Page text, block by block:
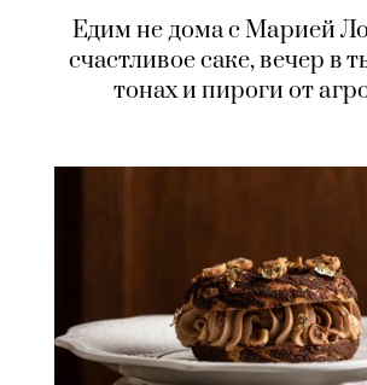
Едим не дома с Марией
счастливое саке, вечер в
тонах и пироги от